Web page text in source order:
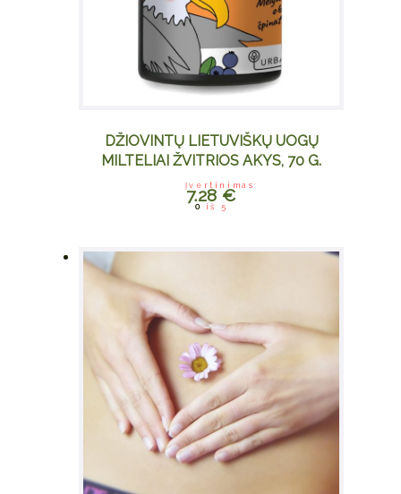
DŽIOVINTŲ LIETUVIŠKŲ UOGŲ
MILTELIAI ŽVITRIOS AKYS, 70 G.
Įvertinimas:
0 iš 5
7.28 €